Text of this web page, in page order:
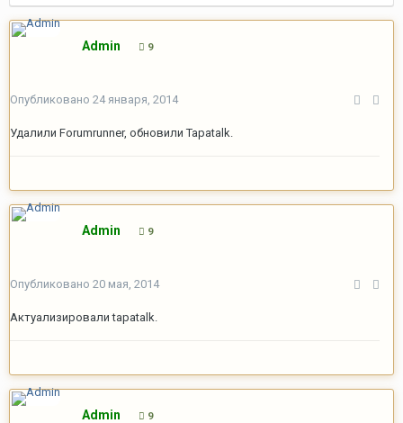
Admin 9
Опубликовано 24 января, 2014
Удалили Forumrunner, обновили Tapatalk.
Admin 9
Опубликовано 20 мая, 2014
Актуализировали tapatalk.
Admin 9